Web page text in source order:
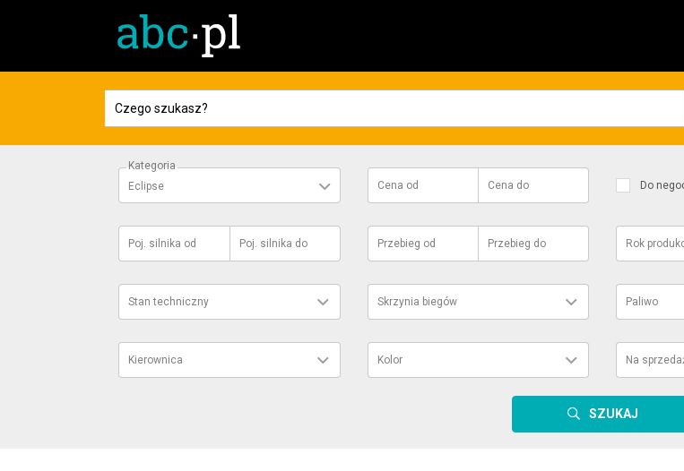
Kategoria
Eclipse
Cena od Cena do Do
Poj. silnika od Poj. silnika do Przebieg od Przebieg do Rok
Stan techniczny Skrzynia biegów Paliwo
Kierownica Kolor Na
SZUKAJ